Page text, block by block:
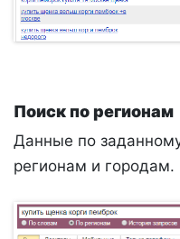
Поиск по регионам
Данные по
регионам и городам.